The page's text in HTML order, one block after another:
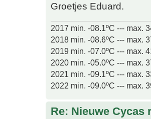
Groetjes Eduard.
2017 min. -08.1ºC --- max.
2018 min. -08.6ºC --- max.
2019 min. -07.0ºC --- max.
2020 min. -05.0ºC --- max.
2021 min. -09.1ºC --- max.
2022 min. -09.0ºC --- max.
Re: Nieuwe Cycas